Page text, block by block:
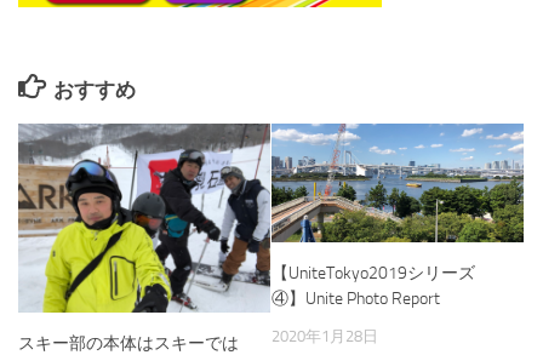
おすすめ
スキー部の本体はスキーでは
【UniteTokyo2019シリーズ
④】Unite Photo Report
2020年1月28日